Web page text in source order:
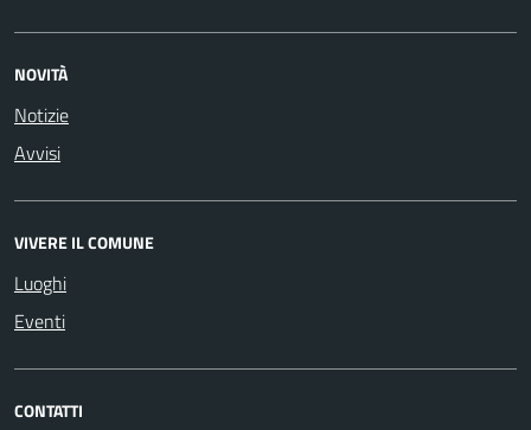
NOVITÀ
Notizie
Avvisi
VIVERE IL COMUNE
Luoghi
Eventi
CONTATTI